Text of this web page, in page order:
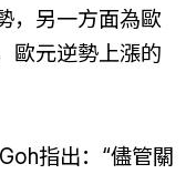
，另一方面為歐
歐元逆勢上漲的
指出：“儘管關